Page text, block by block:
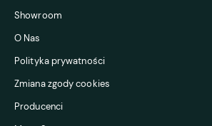
Showroom
O Nas
Polityka prywatności
Zmiana zgody cookies
Producenci